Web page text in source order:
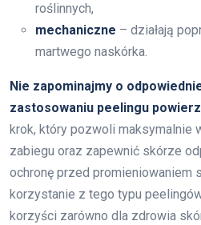
roślinnych,
mechaniczne – działają
martwego naskórka.
Nie zapominajmy o
zastosowaniu peelingu
krok, który pozwoli maksymalnie
zabiegu oraz zapewnić skórze
ochronę przed promieniowaniem
korzystanie z tego typu
korzyści zarówno dla zdrowia